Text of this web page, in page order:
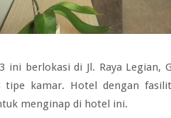
ini berlokasi di Jl. Raya Legian,
tipe kamar. Hotel dengan
menginap di hotel ini.